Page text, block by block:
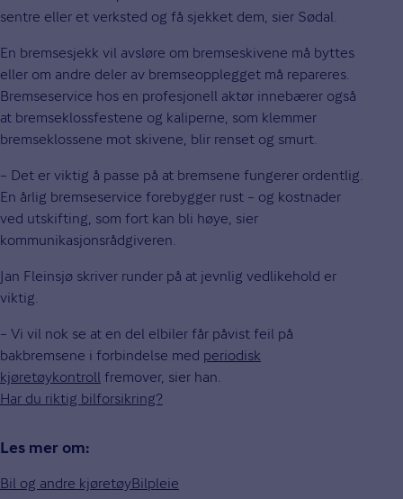
sentre eller et verksted og få sjekket dem, sier Sødal.
En bremsesjekk vil avsløre om bremseskivene må byttes
eller om andre deler av bremseopplegget må repareres.
Bremseservice hos en profesjonell aktør innebærer også
at bremseklossfestene og kaliperne, som klemmer
bremseklossene mot skivene, blir renset og smurt.
– Det er viktig å passe på at bremsene fungerer ordentlig.
En årlig bremseservice forebygger rust – og kostnader
ved utskifting, som fort kan bli høye, sier
kommunikasjonsrådgiveren.
Jan Fleinsjø skriver runder på at jevnlig vedlikehold er
viktig.
– Vi vil nok se at en del elbiler får påvist feil på
bakbremsene i forbindelse med periodisk
kjøretøykontroll fremover, sier han.
Har du riktig bilforsikring?
Les mer om:
Bil og andre kjøretøyBilpleie